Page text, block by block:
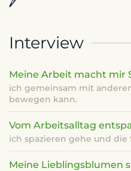
Interview
Meine Arbeit macht mir
ich gemeinsam mit
bewegen kann.
Vom Arbeitsalltag
ich spazieren gehe und die
Meine Lieblingsblumen